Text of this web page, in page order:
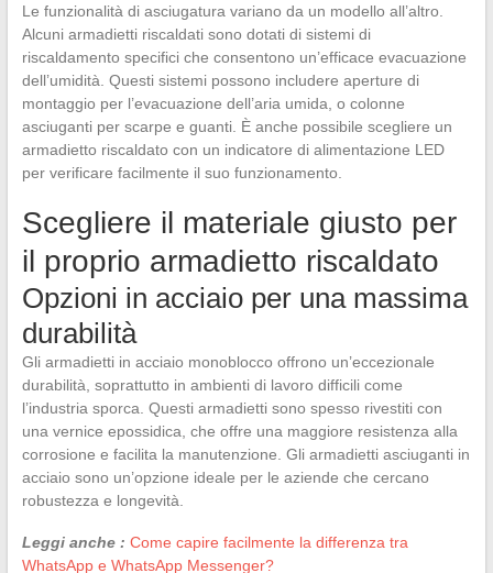
Le funzionalità di asciugatura variano da un modello all’altro.
Alcuni armadietti riscaldati sono dotati di sistemi di
riscaldamento specifici che consentono un’efficace evacuazione
dell’umidità. Questi sistemi possono includere aperture di
montaggio per l’evacuazione dell’aria umida, o colonne
asciuganti per scarpe e guanti. È anche possibile scegliere un
armadietto riscaldato con un indicatore di alimentazione LED
per verificare facilmente il suo funzionamento.
Scegliere il materiale giusto per
il proprio armadietto riscaldato
Opzioni in acciaio per una massima
durabilità
Gli armadietti in acciaio monoblocco offrono un’eccezionale
durabilità, soprattutto in ambienti di lavoro difficili come
l’industria sporca. Questi armadietti sono spesso rivestiti con
una vernice epossidica, che offre una maggiore resistenza alla
corrosione e facilita la manutenzione. Gli armadietti asciuganti in
acciaio sono un’opzione ideale per le aziende che cercano
robustezza e longevità.
Leggi anche : Come capire facilmente la differenza tra
WhatsApp e WhatsApp Messenger?